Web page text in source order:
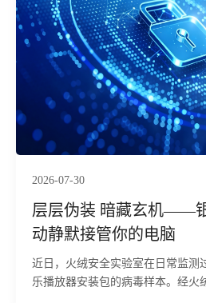
2026-07-30
层层伪装 暗藏玄机——
动静默接管你的电脑
近日，火绒安全实验室在日常监测
乐播放器安装包的病毒样本。经火